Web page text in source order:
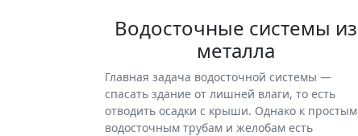
Водосточные системы из
металла
Главная задача водосточной системы —
спасать здание от лишней влаги, то есть
отводить осадки с крыши. Однако к простым
водосточным трубам и желобам есть